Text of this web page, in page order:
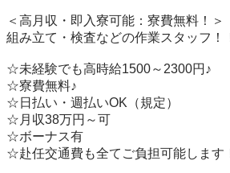
＜高月収・即入寮可能：寮費無料！＞
組み立て・検査などの作業スタッフ！
☆未経験でも高時給1500～2300円♪
☆寮費無料♪
☆日払い・週払いOK（規定）
☆月収38万円～可
☆ボーナス有
☆赴任交通費も全てご負担可能し